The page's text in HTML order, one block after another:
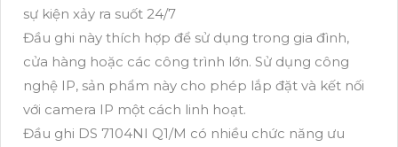
sự kiện xảy ra suốt 24/7
Đầu ghi này thích hợp để sử dụng trong gia đình,
cửa hàng hoặc các công trình lớn. Sử dụng công
nghệ IP, sản phẩm này cho phép lắp đặt và kết nối
với camera IP một cách linh hoạt.
Đầu ghi DS 7104NI Q1/M có nhiều chức năng ưu